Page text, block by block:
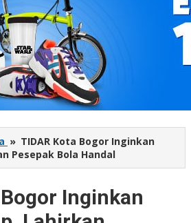
» TIDAR Kota Bogor Inginkan
Pesepak Bola Handal
Inginkan